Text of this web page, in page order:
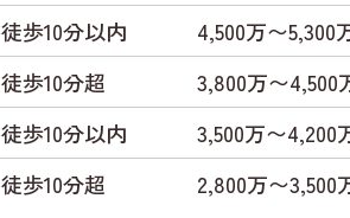
徒歩10分以内 4,500万〜5,300
徒歩10分超 3,800万〜4,500
徒歩10分以内 3,500万〜4,200
徒歩10分超 2,800万〜3,500